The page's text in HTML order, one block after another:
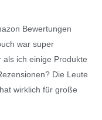
Bewertungen
war super
ich einige Produkte
Die Leute
wirklich für große